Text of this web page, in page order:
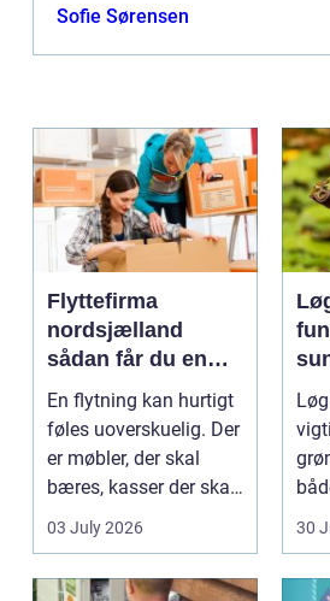
Sofie Sørensen
Flyttefirma
nordsjælland
sådan får du en
tryg og effektiv
flytning
En flytning kan hurtigt
føles uoverskuelig. Der
er møbler, der skal
bæres, kasser der skal
pakkes, o...
03 July 2026 30